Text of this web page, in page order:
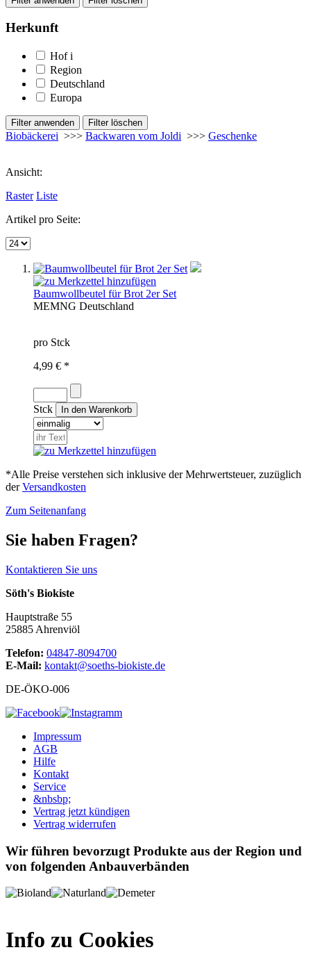
Herkunft
Hof i
Region
Deutschland
Europa
Biobäckerei >>> Backwaren vom Joldi >>> Geschenke
Ansicht:
Raster Liste
Artikel pro Seite:
Baumwollbeutel für Brot 2er Set
MEMNG Deutschland
pro Stck
4,99 € *
Stck
*Alle Preise verstehen sich inklusive der Mehrwertsteuer, zuzüglich
derVersandkosten
Zum Seitenanfang
Sie haben Fragen?
Kontaktieren Sie uns
Söth's Biokiste
Hauptstraße 55
25885 Ahrenviöl
Telefon: 04847-8094700
E-Mail: kontakt@soeths-biokiste.de
DE-ÖKO-006
Impressum
AGB
Hilfe
Kontakt
Service
&nbsbp;
Vertrag jetzt kündigen
Vertrag widerrufen
Wir führen bevorzugt Produkte aus der Region und
von folgenden Anbauverbänden
Info zu Cookies